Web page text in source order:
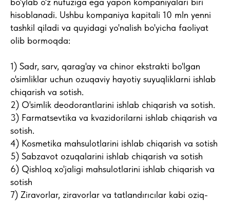
hisoblanadi. Ushbu kompaniya kapitali 10 mln yenni
tashkil qiladi va quyidagi yo'nalish bo'yicha faoliyat
olib bormoqda:
1) Sadr, sarv, qarag'ay va chinor ekstrakti bo'lgan
o'simliklar uchun ozuqaviy hayotiy suyuqliklarni ishlab
chiqarish va sotish.
2) O'simlik deodorantlarini ishlab chiqarish va sotish.
3) Farmatsevtika va kvazidorilarni ishlab chiqarish va
sotish.
4) Kosmetika mahsulotlarini ishlab chiqarish va sotish
5) Sabzavot ozuqalarini ishlab chiqarish va sotish
6) Qishloq xo'jaligi mahsulotlarini ishlab chiqarish va
sotish
7) Ziravorlar, ziravorlar va tatlandırıcılar kabi oziq-